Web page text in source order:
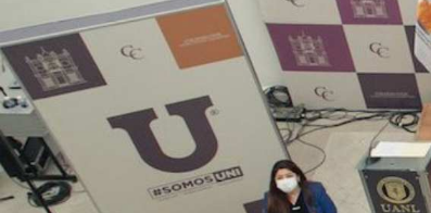
COMUNIDAD UANL
CULTURA
DEPORTES